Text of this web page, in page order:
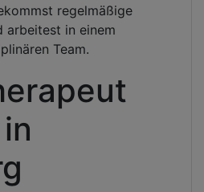
regelmäßige
arbeitest in einem
Team.